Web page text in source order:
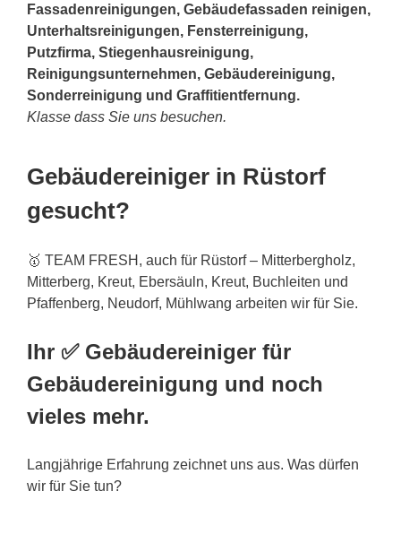
Fassadenreinigungen, Gebäudefassaden reinigen,
Unterhaltsreinigungen, Fensterreinigung,
Putzfirma, Stiegenhausreinigung,
Reinigungsunternehmen, Gebäudereinigung,
Sonderreinigung und Graffitientfernung.
Klasse dass Sie uns besuchen.
Gebäudereiniger in Rüstorf
gesucht?
🥇 TEAM FRESH, auch für Rüstorf – Mitterbergholz,
Mitterberg, Kreut, Ebersäuln, Kreut, Buchleiten und
Pfaffenberg, Neudorf, Mühlwang arbeiten wir für Sie.
Ihr ✅ Gebäudereiniger für
Gebäudereinigung und noch
vieles mehr.
Langjährige Erfahrung zeichnet uns aus. Was dürfen
wir für Sie tun?